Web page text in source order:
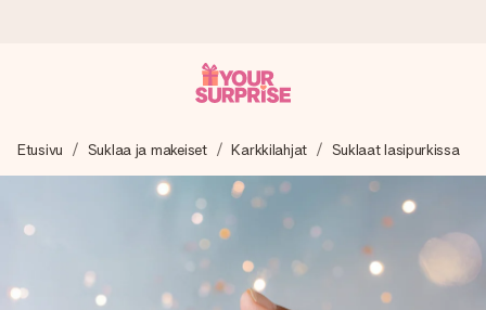
Valmistamme lahjasi huolella ja lähetämme sen hetkessä,
jotta voit antaa sen juuri oikeaan aikaan, kun sillä on eniten
4,8 (+15 000 arvostelun perusteella)
Etusivu Suklaa ja makeiset Karkkilahjat Suklaat lasipurkissa